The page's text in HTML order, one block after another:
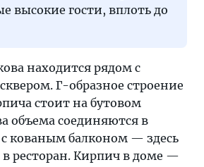
высокие гости, вплоть до
находится рядом с
Г-образное строение
стоит на бутовом
объема соединяются в
с кованым балконом — здесь
в ресторан. Кирпич в доме —